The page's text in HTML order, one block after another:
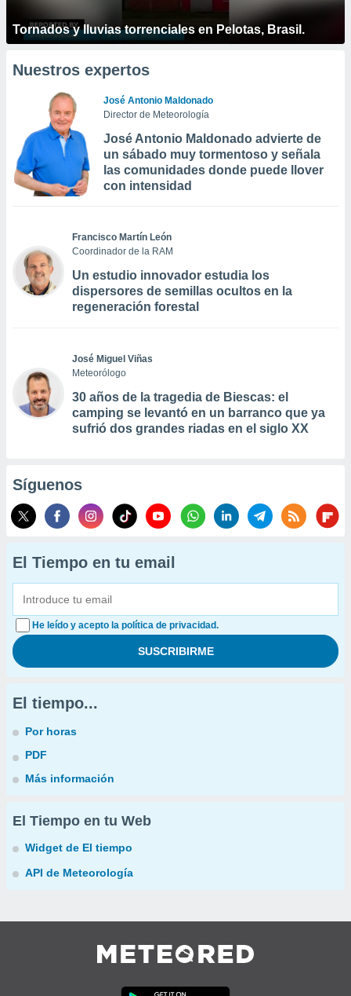
Tornados y lluvias torrenciales en Pelotas, Brasil.
Nuestros expertos
José Antonio Maldonado
Director de Meteorología
José Antonio Maldonado advierte de
un sábado muy tormentoso y señala
las comunidades donde puede llover
con intensidad
Francisco Martín León
Coordinador de la RAM
Un estudio innovador estudia los
dispersores de semillas ocultos en la
regeneración forestal
José Miguel Viñas
Meteorólogo
30 años de la tragedia de Biescas: el
camping se levantó en un barranco que ya
sufrió dos grandes riadas en el siglo XX
Síguenos
El Tiempo en tu email
He leído y acepto la política de privacidad.
El tiempo...
Por horas
PDF
Más información
El Tiempo en tu Web
Widget de El tiempo
API de Meteorología